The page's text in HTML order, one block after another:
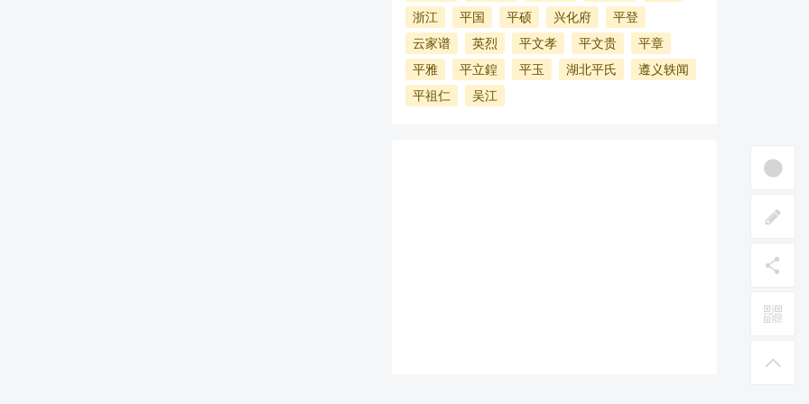
浙江
平国 平硕 兴化府
平登
云家谱
英烈 平文孝 平文贵
平章
平雅
平立鍠 平玉 湖北平氏
遵义轶闻
平祖仁
吴江